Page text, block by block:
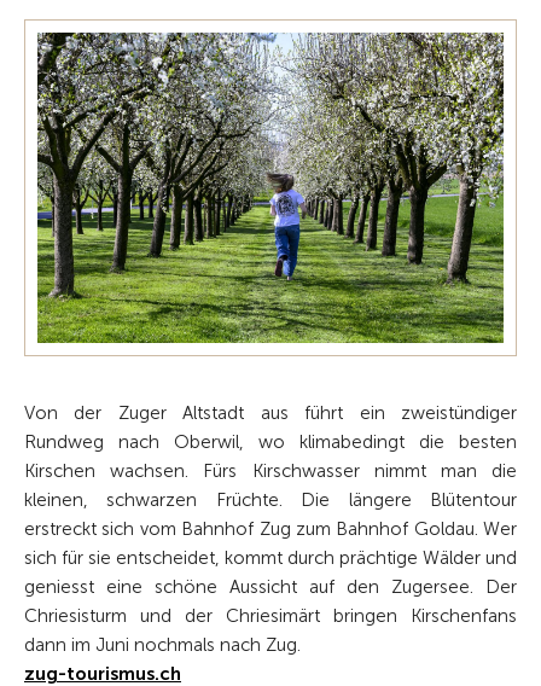
Von der Zuger Altstadt aus führt ein zweistündiger
Rundweg nach Oberwil, wo klimabedingt die ­besten
Kirschen wachsen. Fürs Kirschwasser nimmt man die
kleinen, schwarzen Früchte. Die längere Blütentour
erstreckt sich vom Bahnhof Zug zum Bahnhof Goldau. Wer
sich für sie entscheidet, kommt durch prächtige Wälder und
­geniesst eine schöne Aussicht auf den Zugersee. Der
Chriesisturm und der Chriesimärt bringen ­Kirschenfans
dann im Juni nochmals nach Zug.
zug-tourismus.ch